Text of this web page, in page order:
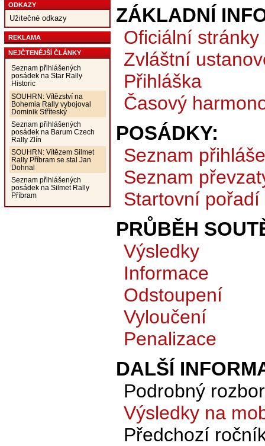
ODKAZY
Užitečné odkazy
REKLAMA
NEJČTENĚJŠÍ ČLÁNKY
Seznam přihlášených
posádek na Star Rally
Historic
SOUHRN: Vítězství na
Bohemia Rally vybojoval
Dominik Stříteský
Seznam přihlášených
posádek na Barum Czech
Rally Zlín
SOUHRN: Vítězem Silmet
Rally Příbram se stal Jan
Dohnal
Seznam přihlášených
posádek na Silmet Rally
Příbram
ZÁKLADNÍ
Oficiální stránky
Zvláštní
Přihláška
Časový
POSÁDKY:
Seznam
Seznam
Startovní pořadí
PRŮBĚH
Výsledky
Informace
Odstoupení
Vyloučení
Penalizace
DALŠÍ
Podrobný
Výsledky na
Předchozí